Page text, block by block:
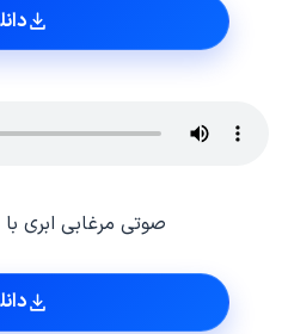
صوتی مرغابی ابری